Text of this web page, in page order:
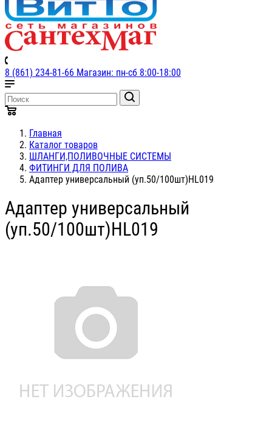
8 (861) 234-81-66 Магазин: пн-сб 8:00-18:00
Главная
Каталог товаров
ШЛАНГИ,ПОЛИВОЧНЫЕ СИСТЕМЫ
ФИТИНГИ ДЛЯ ПОЛИВА
Адаптер универсальный (уп.50/100шт)HL019
Адаптер универсальный
(уп.50/100шт)HL019